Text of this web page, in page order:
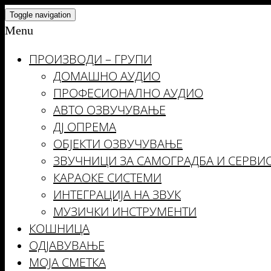
Skip
to
content
Toggle navigation
Menu
ПРОИЗВОДИ – ГРУПИ
ДОМАШНО АУДИО
ПРОФЕСИОНАЛНО АУДИО
АВТО ОЗВУЧУВАЊЕ
ДЈ ОПРЕМА
ОБЈЕКТИ ОЗВУЧУВАЊЕ
ЗВУЧНИЦИ ЗА САМОГРАДБА И
КАРАОКЕ СИСТЕМИ
ИНТЕГРАЦИЈА НА ЗВУК
МУЗИЧКИ ИНСТРУМЕНТИ
КОШНИЦА
ОДЈАВУВАЊЕ
МОЈА СМЕТКА